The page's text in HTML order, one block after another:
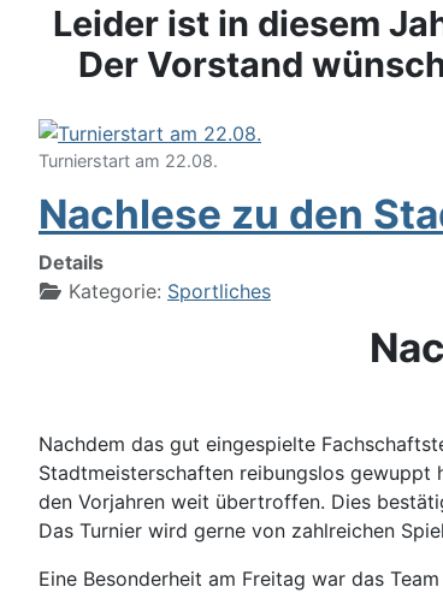
Leider ist in diesem
Der Vorstand
Turnierstart am 22.08.
Nachlese zu den
Details
Kategorie: Sportliches
Nachdem das gut eingespielte
Stadtmeisterschaften reibungslos gewuppt
den Vorjahren weit übertroffen. Dies
Das Turnier wird gerne von zahlreichen
Eine Besonderheit am Freitag war das